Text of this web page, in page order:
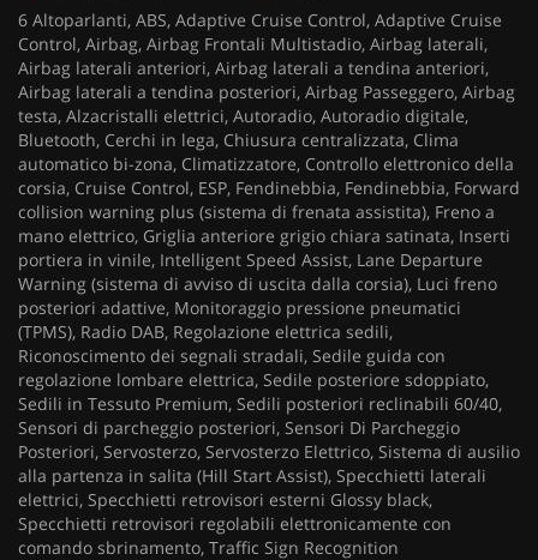
6 Altoparlanti, ABS, Adaptive Cruise Control, Adaptive Cruise
Control, Airbag, Airbag Frontali Multistadio, Airbag laterali,
Airbag laterali anteriori, Airbag laterali a tendina anteriori,
Airbag laterali a tendina posteriori, Airbag Passeggero, Airbag
testa, Alzacristalli elettrici, Autoradio, Autoradio digitale,
Bluetooth, Cerchi in lega, Chiusura centralizzata, Clima
automatico bi-zona, Climatizzatore, Controllo elettronico della
corsia, Cruise Control, ESP, Fendinebbia, Fendinebbia, Forward
collision warning plus (sistema di frenata assistita), Freno a
mano elettrico, Griglia anteriore grigio chiara satinata, Inserti
portiera in vinile, Intelligent Speed Assist, Lane Departure
Warning (sistema di avviso di uscita dalla corsia), Luci freno
posteriori adattive, Monitoraggio pressione pneumatici
(TPMS), Radio DAB, Regolazione elettrica sedili,
Riconoscimento dei segnali stradali, Sedile guida con
regolazione lombare elettrica, Sedile posteriore sdoppiato,
Sedili in Tessuto Premium, Sedili posteriori reclinabili 60/40,
Sensori di parcheggio posteriori, Sensori Di Parcheggio
Posteriori, Servosterzo, Servosterzo Elettrico, Sistema di ausilio
alla partenza in salita (Hill Start Assist), Specchietti laterali
elettrici, Specchietti retrovisori esterni Glossy black,
Specchietti retrovisori regolabili elettronicamente con
comando sbrinamento, Traffic Sign Recognition